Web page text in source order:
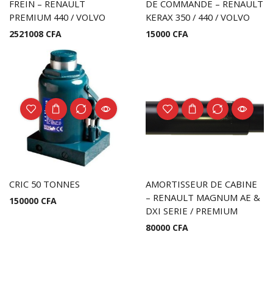
FREIN – RENAULT
PREMIUM 440 / VOLVO
2521008 CFA
DE COMMANDE – RENAULT
KERAX 350 / 440 / VOLVO
15000 CFA
CRIC 50 TONNES
150000 CFA
AMORTISSEUR DE CABINE
– RENAULT MAGNUM AE &
DXI SERIE / PREMIUM
80000 CFA